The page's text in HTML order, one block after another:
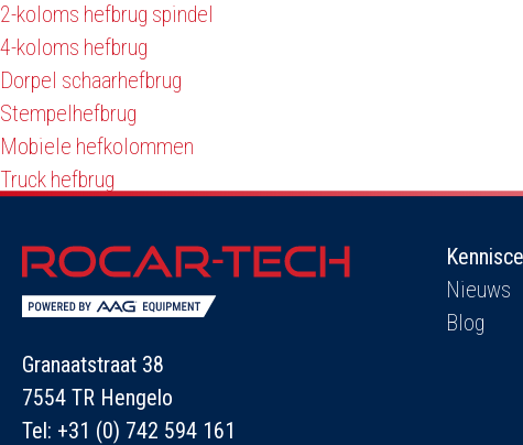
2-koloms hefbrug spindel
4-koloms hefbrug
Dorpel schaarhefbrug
Stempelhefbrug
Mobiele hefkolommen
Truck hefbrug
Granaatstraat 38
7554 TR Hengelo
Tel: +31 (0) 742 594 161
Nieuws
Blog